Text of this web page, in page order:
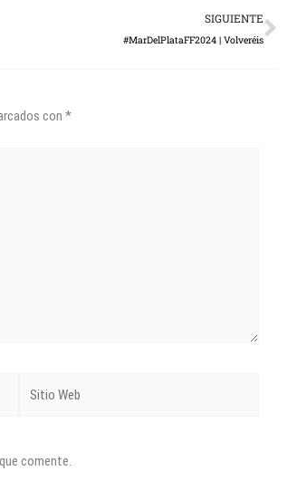
SIGUIENTE
#MarDelPlataFF2024 | Volveréis
Next
con *
Web
comente.